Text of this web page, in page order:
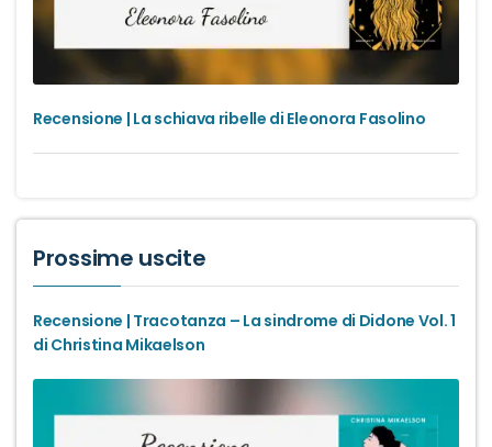
Recensione | La schiava ribelle di Eleonora Fasolino
Prossime uscite
Recensione | Tracotanza – La sindrome di Didone Vol. 1
di Christina Mikaelson